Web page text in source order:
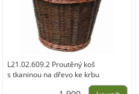
L21.02.609.2 Proutěný koš
s tkaninou na dřevo ke krbu